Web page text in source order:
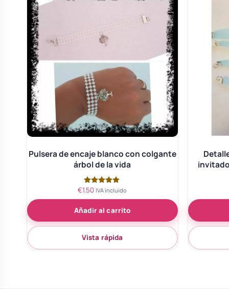
Pulsera de encaje blanco con colgante
árbol de la vida
Valorado
de 5
€1.50 IVA incluido
Añadir al carrito
Vista rápida